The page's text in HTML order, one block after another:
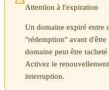
Attention à l'expiration
Un domaine expiré entre
"rédemption" avant d'être
domaine peut être
Activez le
interruption.